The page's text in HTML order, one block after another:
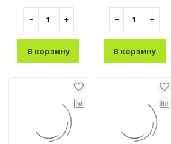
− +
В корзину
− +
В корзину